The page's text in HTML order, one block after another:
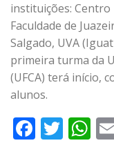
instituições:
Faculdade de
Salgado, UVA
primeira turma da
(UFCA) terá início,
alunos.